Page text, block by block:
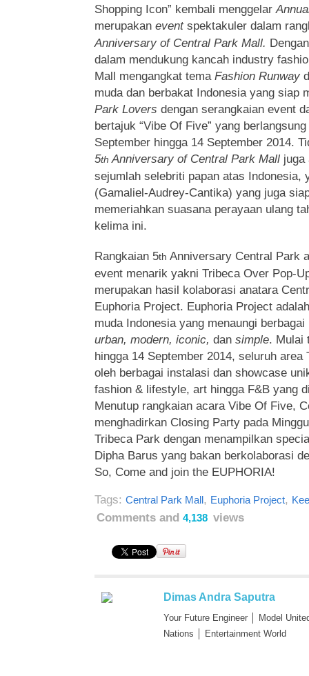
Shopping Icon” kembali menggelar
merupakan eventspektakuler dalam
Anniversary of Central Park Mall.
dalam mendukung kancah industry
Mall mengangkat tema Fashion Runway
muda dan berbakat Indonesia yang siap
Park Lovers dengan serangkaian event
bertajuk “Vibe Of Five” yang
September hingga 14 September 2014.
5th Anniversary of Central Park Mall juga
sejumlah selebriti papan atas Indonesia,
(Gamaliel-Audrey-Cantika) yang juga
memeriahkan suasana perayaan ulang
kelima ini.
Rangkaian 5th Anniversary Central Park
event menarik yakni Tribeca Over Pop-
merupakan hasil kolaborasi anatara
Euphoria Project. Euphoria Project
muda Indonesia yang menaungi
urban, modern, iconic, dan simple. Mulai
hingga 14 September 2014, seluruh
oleh berbagai instalasi dan showcase
fashion & lifestyle, art hingga F&B yang
Menutup rangkaian acara Vibe Of Five,
menghadirkan Closing Party pada
Tribeca Park dengan menampilkan
Dipha Barus yang bakan berkolaborasi
So, Come and join the EUPHORIA!
Tags: Central Park Mall, Euphoria Project,
Comments and 4,138 views
Dimas Andra Saputra
Your Future Engineer │ Model
Nations │ Entertainment World